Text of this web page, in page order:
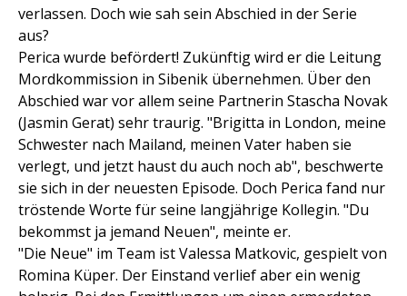
verlassen. Doch wie sah sein Abschied in der Serie
aus?
Perica wurde befördert! Zukünftig wird er die Leitung
Mordkommission in Sibenik übernehmen. Über den
Abschied war vor allem seine Partnerin Stascha Novak
(Jasmin Gerat) sehr traurig. "Brigitta in London, meine
Schwester nach Mailand, meinen Vater haben sie
verlegt, und jetzt haust du auch noch ab", beschwerte
sie sich in der neuesten Episode. Doch Perica fand nur
tröstende Worte für seine langjährige Kollegin. "Du
bekommst ja jemand Neuen", meinte er.
"Die Neue" im Team ist Valessa Matkovic, gespielt von
Romina Küper. Der Einstand verlief aber ein wenig